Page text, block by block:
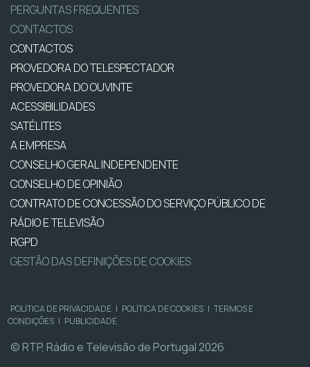
PERGUNTAS FREQUENTES
CONTACTOS
CONTACTOS
PROVEDORA DO TELESPECTADOR
PROVEDORA DO OUVINTE
ACESSIBILIDADES
SATÉLITES
A EMPRESA
CONSELHO GERAL INDEPENDENTE
CONSELHO DE OPINIÃO
CONTRATO DE CONCESSÃO DO SERVIÇO PÚBLICO DE
RÁDIO E TELEVISÃO
RGPD
GESTÃO DAS DEFINIÇÕES DE COOKIES
POLÍTICA DE PRIVACIDADE | POLÍTICA DE COOKIES | TERMOS E
CONDIÇÕES | PUBLICIDADE
© RTP, Rádio e Televisão de Portugal 2026